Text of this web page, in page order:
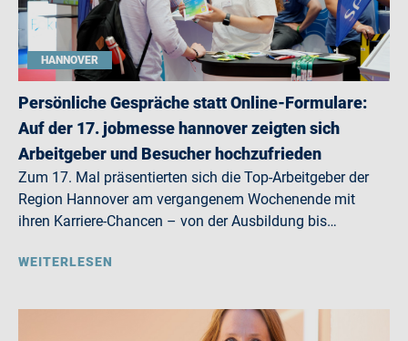
HANNOVER
Persönliche Gespräche statt Online-Formulare:
Auf der 17. jobmesse hannover zeigten sich
Arbeitgeber und Besucher hochzufrieden
Zum 17. Mal präsentierten sich die Top-Arbeitgeber der
Region Hannover am vergangenem Wochenende mit
ihren Karriere-Chancen – von der Ausbildung bis…
WEITERLESEN